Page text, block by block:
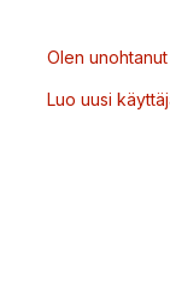
Olen
Luo uusi